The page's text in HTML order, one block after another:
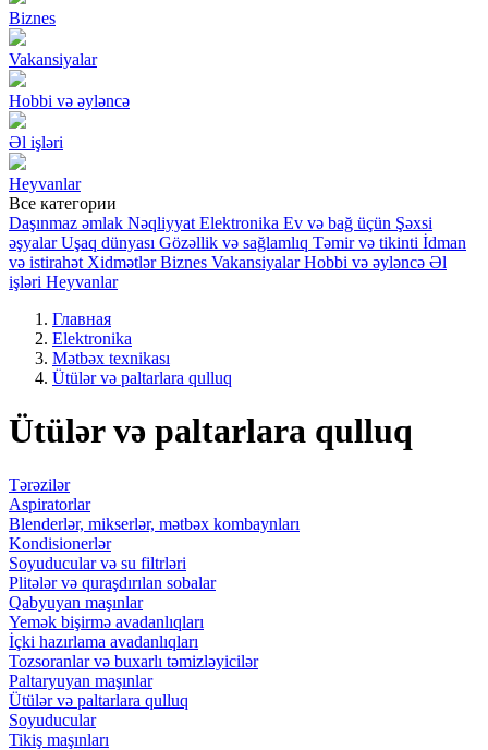
Biznes
Vakansiyalar
Hobbi və əyləncə
Əl işləri
Heyvanlar
Все категории
Daşınmaz əmlak Nəqliyyat Elektronika Ev və bağ üçün Şəxsi
əşyalar Uşaq dünyası Gözəllik və sağlamlıq Təmir və tikinti İdman
və istirahət Xidmətlər Biznes Vakansiyalar Hobbi və əyləncə Əl
işləri Heyvanlar
Главная
Elektronika
Mətbəx texnikası
Ütülər və paltarlara qulluq
Ütülər və paltarlara qulluq
Tərəzilər
Aspiratorlar
Blenderlər, mikserlər, mətbəx kombaynları
Kondisionerlər
Soyuducular və su filtrləri
Plitələr və quraşdırılan sobalar
Qabyuyan maşınlar
Yemək bişirmə avadanlıqları
İçki hazırlama avadanlıqları
Tozsoranlar və buxarlı təmizləyicilər
Paltaryuyan maşınlar
Ütülər və paltarlara qulluq
Soyuducular
Tikiş maşınları